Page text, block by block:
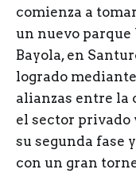
comienza a
un nuevo
Bayola, en
logrado
alianzas entre la
el sector privado
su segunda fase
con un gran